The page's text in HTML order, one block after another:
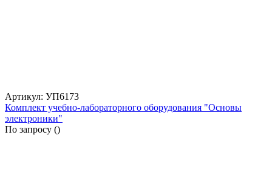
Артикул: УП6173
Комплект учебно-лабораторного оборудования "Основы
электроники"
По запросу ()